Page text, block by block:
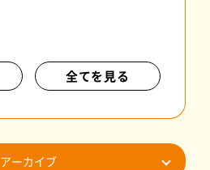
全てを見る
アーカイブ